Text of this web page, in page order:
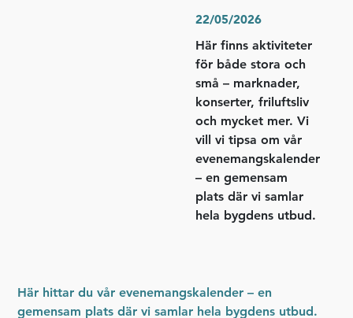
22/05/2026
Här finns aktiviteter
för både stora och
små – marknader,
konserter, friluftsliv
och mycket mer. Vi
vill vi tipsa om vår
evenemangskalender
– en gemensam
plats där vi samlar
hela bygdens utbud.
Här hittar du vår evenemangskalender – en
gemensam plats där vi samlar hela bygdens utbud.